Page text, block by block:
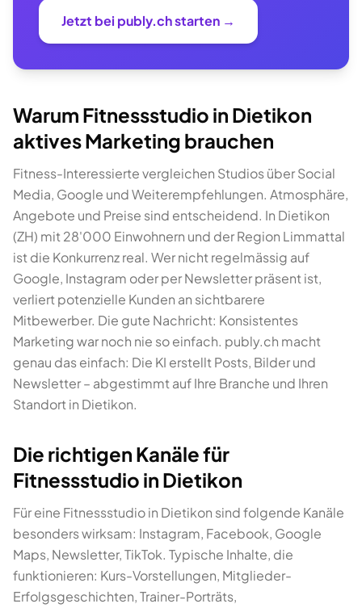
Jetzt bei publy.ch starten →
Warum Fitnessstudio in Dietikon
aktives Marketing brauchen
Fitness-Interessierte vergleichen Studios über Social
Media, Google und Weiterempfehlungen. Atmosphäre,
Angebote und Preise sind entscheidend. In Dietikon
(ZH) mit 28'000 Einwohnern und der Region Limmattal
ist die Konkurrenz real. Wer nicht regelmässig auf
Google, Instagram oder per Newsletter präsent ist,
verliert potenzielle Kunden an sichtbarere
Mitbewerber. Die gute Nachricht: Konsistentes
Marketing war noch nie so einfach. publy.ch macht
genau das einfach: Die KI erstellt Posts, Bilder und
Newsletter – abgestimmt auf Ihre Branche und Ihren
Standort in Dietikon.
Die richtigen Kanäle für
Fitnessstudio in Dietikon
Für eine Fitnessstudio in Dietikon sind folgende Kanäle
besonders wirksam: Instagram, Facebook, Google
Maps, Newsletter, TikTok. Typische Inhalte, die
funktionieren: Kurs-Vorstellungen, Mitglieder-
Erfolgsgeschichten, Trainer-Porträts,